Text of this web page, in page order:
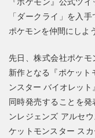
「ダークライ」を入
ポケモンを仲間にしよ
先日、株式会社ポケ
新作となる『ポケッ
ンスター バイオレッ
同時発売することを
ンレジェンズ アルセ
ケットモンスター ス